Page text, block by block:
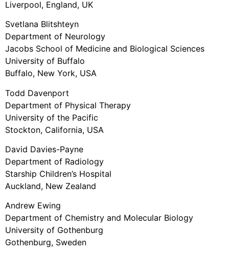
Liverpool, England, UK
Svetlana Blitshteyn
Department of Neurology
Jacobs School of Medicine and Biological Sciences
University of Buffalo
Buffalo, New York, USA
Todd Davenport
Department of Physical Therapy
University of the Pacific
Stockton, California, USA
David Davies-Payne
Department of Radiology
Starship Children’s Hospital
Auckland, New Zealand
Andrew Ewing
Department of Chemistry and Molecular Biology
University of Gothenburg
Gothenburg, Sweden